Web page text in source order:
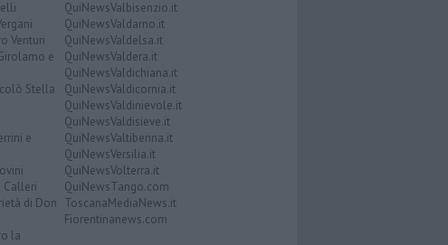
Venturi
e
Stella
e
Calleri
di Don
la
QuiNewsValbisenzio.it
QuiNewsValdarno.it
QuiNewsValdelsa.it
QuiNewsValdera.it
QuiNewsValdichiana.it
QuiNewsValdicornia.it
QuiNewsValdinievole.it
QuiNewsValdisieve.it
QuiNewsValtiberina.it
QuiNewsVersilia.it
QuiNewsVolterra.it
QuiNewsTango.com
ToscanaMediaNews.it
Fiorentinanews.com